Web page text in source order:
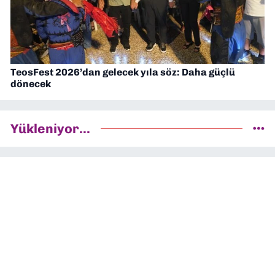
TeosFest 2026’dan gelecek yıla söz: Daha güçlü
dönecek
Yükleniyor...